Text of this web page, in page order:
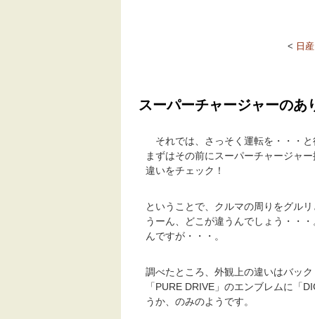
< 日
スーパーチャージャーのあ
それでは、さっそく運転を・・・
まずはその前にスーパーチャージャ
違いをチェック！
ということで、クルマの周りをグル
うーん、どこが違うんでしょう・・
んですが・・・。
調べたところ、外観上の違いはバッ
「PURE DRIVE」のエンブレムに「
うか、のみのようです。